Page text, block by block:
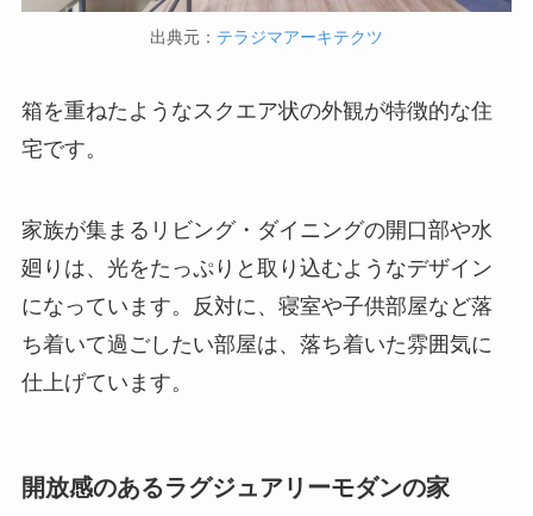
出典元： テラジマアーキテクツ
箱を重ねたようなスクエア状の外観が特徴的な住
宅です。
家族が集まるリビング・ダイニングの開口部や水
廻りは、光をたっぷりと取り込むようなデザイン
になっています。反対に、寝室や子供部屋など落
ち着いて過ごしたい部屋は、落ち着いた雰囲気に
仕上げています。
開放感のあるラグジュアリーモダンの家